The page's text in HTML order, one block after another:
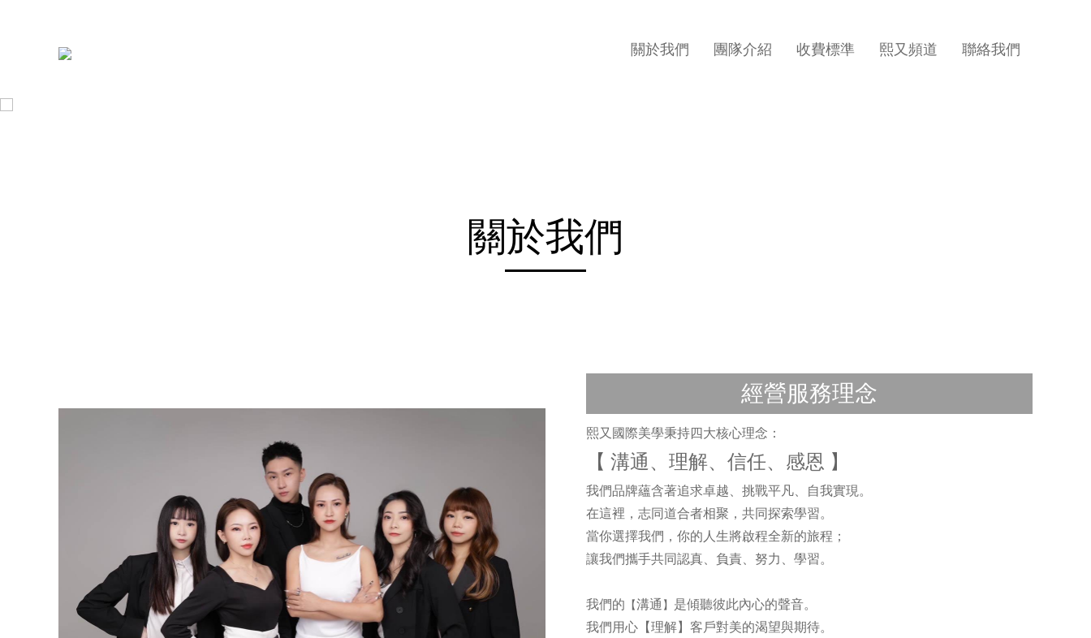
關於我們 團隊介紹 收費標準 熙又頻道 聯絡我們
關於我們
經營服務理念
熙又國際美學秉持四大核心理念：
【 溝通、理解、信任、感恩 】
我們品牌蘊含著追求卓越、挑戰平凡、自我實現。
在這裡，志同道合者相聚，共同探索學習。
當你選擇我們，你的人生將啟程全新的旅程；
讓我們攜手共同認真、負責、努力、學習。
我們的 【溝通 】 是傾聽彼此內心的聲音。
我們用心 【理解】 客戶對美的渴望與期待。